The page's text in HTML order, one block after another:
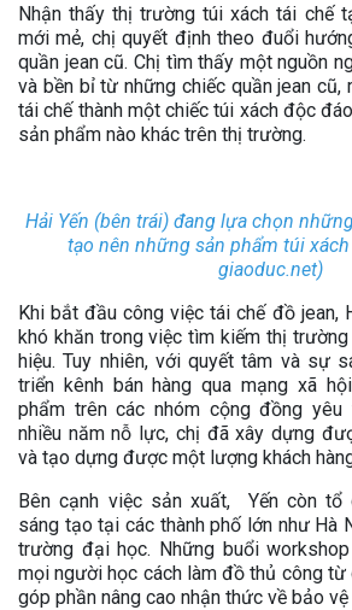
Nhận thấy thị trường túi xách tái chế
mới mẻ, chị quyết định theo đuổi
quần jean cũ. Chị tìm thấy một nguồn
và bền bỉ từ những chiếc quần jean cũ,
tái chế thành một chiếc túi xách độc
sản phẩm nào khác trên thị trường.
Hải Yến (bên trái) đang lựa chọn
tạo nên những sản phẩm túi
giaoduc.net)
Khi bắt đầu công việc tái chế đồ jean,
khó khăn trong việc tìm kiếm thị
hiệu. Tuy nhiên, với quyết tâm và sự
triển kênh bán hàng qua mạng xã
phẩm trên các nhóm cộng đồng yêu
nhiều năm nỗ lực, chị đã xây dựng
và tạo dựng được một lượng khách
Bên cạnh việc sản xuất, Yến còn tổ
sáng tạo tại các thành phố lớn như Hà
trường đại học. Những buổi
mọi người học cách làm đồ thủ công từ
góp phần nâng cao nhận thức về bảo